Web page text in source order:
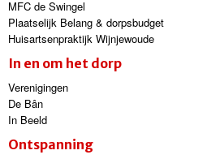
MFC de Swingel
Plaatselijk Belang & dorpsbudget
Huisartsenpraktijk Wijnjewoude
In en om het dorp
Verenigingen
De Bân
In Beeld
Ontspanning